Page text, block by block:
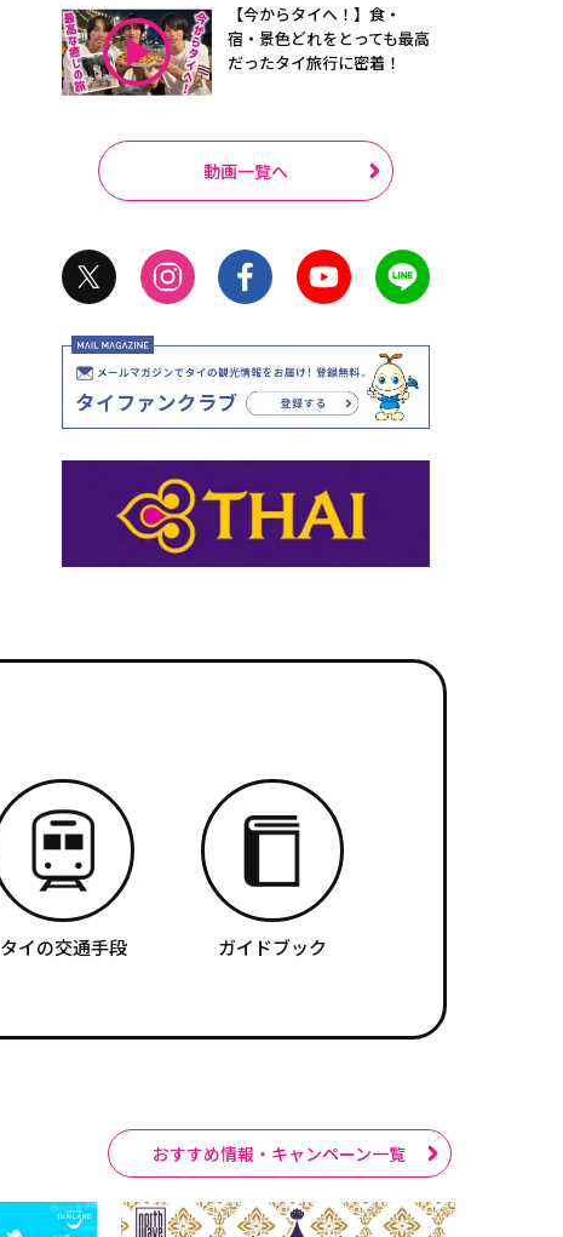
【今からタイへ！】食・
宿・景色どれをとっても最高
だったタイ旅行に密着！
動画一覧へ
タイの交通手段 ガイドブック
おすすめ情報・キャンペーン一覧